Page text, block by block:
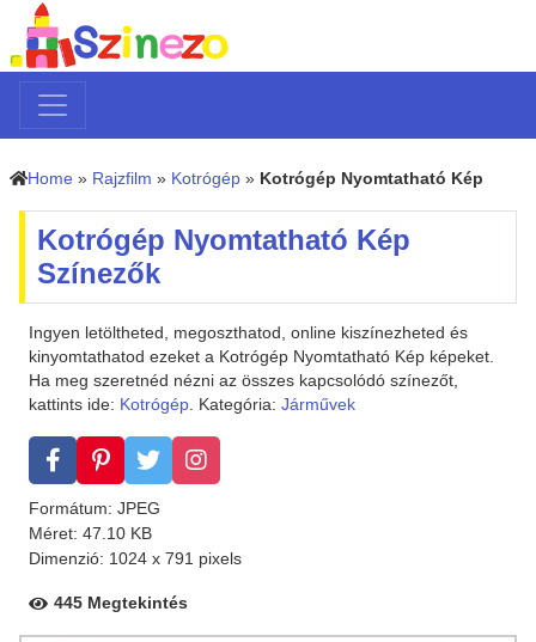
Home » Rajzfilm » Kotrógép » Kotrógép Nyomtatható Kép
Kotrógép Nyomtatható Kép
Színezők
Ingyen letöltheted, megoszthatod, online kiszínezheted és
kinyomtathatod ezeket a Kotrógép Nyomtatható Kép képeket.
Ha meg szeretnéd nézni az összes kapcsolódó színezőt,
kattints ide: Kotrógép. Kategória: Járművek
Formátum: JPEG
Méret: 47.10 KB
Dimenzió: 1024 x 791 pixels
445 Megtekintés